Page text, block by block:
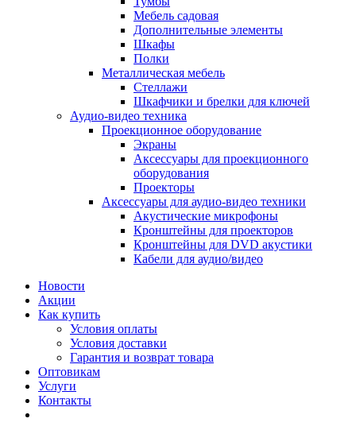
Мебель садовая
Дополнительные элементы
Шкафы
Полки
Металлическая мебель
Стеллажи
Шкафчики и брелки для ключей
Аудио-видео техника
Проекционное оборудование
Экраны
Аксессуары для проекционного
оборудования
Проекторы
Аксессуары для аудио-видео техники
Акустические микрофоны
Кронштейны для проекторов
Кронштейны для DVD акустики
Кабели для аудио/видео
Новости
Акции
Как купить
Условия оплаты
Условия доставки
Гарантия и возврат товара
Оптовикам
Услуги
Контакты